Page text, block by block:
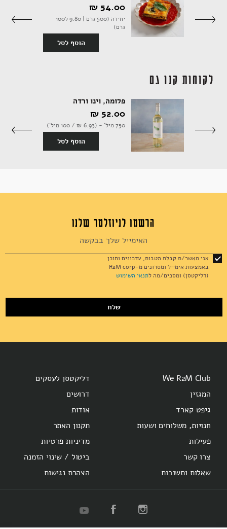
54.00 ‏₪
יחידה (500 גרם | 9.80 ל100
גרם)
הוסף לסל
לקוחות קנו גם
פלומה, וינו ורדה
52.00 ‏₪
750 מיל' - (6.93 ‏₪ / 100 מיל')
הוסף לסל
הרשמו לניוזלטר שלנו
for
Our
Newsletter:
שלח
אני מאשר/ת קבלת הטבות, עדכונים ותוכן
באמצעות אימייל ומסרונים מ-R2M corp
(דליקטסן) ומסכים/מה לתנאי השימוש
We R2M Club
המגזין
גיפט קארד
חנויות, משלוחים ושעות
פעילות
צרו קשר
שאלות ותשובות
דליקטסן לעסקים
דרושים
אודות
תקנון האתר
מדיניות פרטיות
ביטול / שינוי הזמנה
הצהרת נגישות